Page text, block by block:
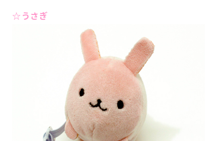
☆うさぎ